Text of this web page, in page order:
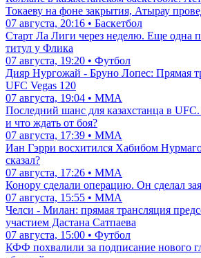
Токаеву на фоне закрытия, Атырау
07 августа, 20:16 • Баскетбол
Старт Ла Лиги через неделю. Еще одна
титул у Флика
07 августа, 19:20 • Футбол
Дияр Нургожай - Бруно Лопес: Прямая
UFC Vegas 120
07 августа, 19:04 • ММА
Последний шанс для казахстанца в
и что ждать от боя?
07 августа, 17:39 • ММА
Иан Гэрри восхитился Хабибом
сказал?
07 августа, 17:26 • ММА
Конору сделали операцию. Он сделал
07 августа, 15:55 • ММА
Челси - Милан: прямая трансляция
участием Дастана Сатпаева
07 августа, 15:00 • Футбол
КФФ похвалили за подписание нового